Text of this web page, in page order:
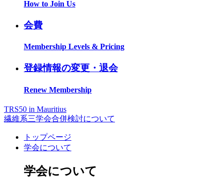
How to Join Us
会費
Membership Levels & Pricing
登録情報の変更・退会
Renew Membership
TRS50 in Mauritius
繊維系三学会合併検討について
トップページ
学会について
学会について